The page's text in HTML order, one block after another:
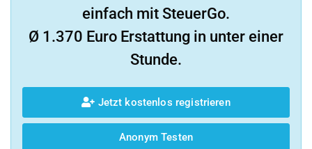
einfach mit SteuerGo.
Ø 1.370 Euro Erstattung in unter einer
Stunde.
Jetzt kostenlos registrieren
Anonym Testen